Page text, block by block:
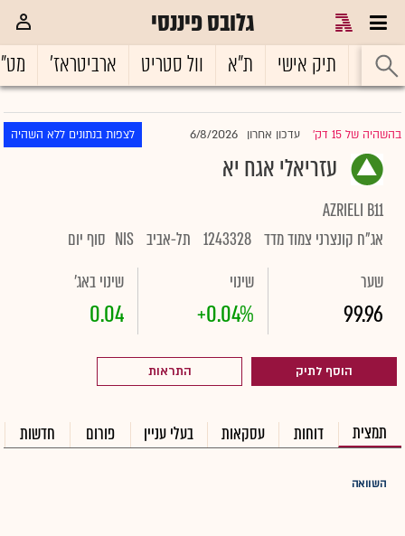
גלובס פיננסי
ראשי תיק אישי ת"א וול סטריט ארביטראז'
בהשהיה של 15 דק' |עדכון אחרון 6/8/2026 לצפות בנתונים ללא השהיה
עזריאלי אגח יא
AZRIELI B11
אג"ח קונצרני צמוד מדד 1243328 תל-אביב NIS סוף יום
שער
99.96
שינוי
+0.04%
שינוי באג'
0.04
הוסף לתיק התראות
תמצית דוחות עסקאות בעלי עניין פורום חדשות
השוואה